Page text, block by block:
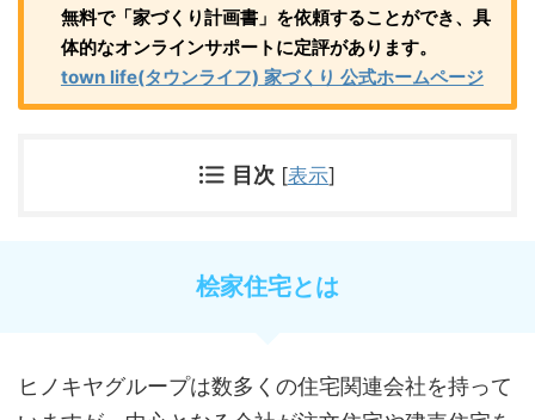
無料で「家づくり計画書」を依頼することができ、具
体的なオンラインサポートに定評があります。
town life(タウンライフ) 家づくり 公式ホームページ
目次 [表示]
桧家住宅とは
ヒノキヤグループは数多くの住宅関連会社を持って